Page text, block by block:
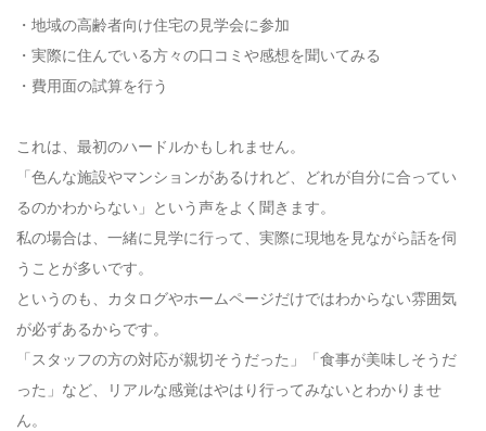
・地域の高齢者向け住宅の見学会に参加
・実際に住んでいる方々の口コミや感想を聞いてみる
・費用面の試算を行う
これは、最初のハードルかもしれません。
「色んな施設やマンションがあるけれど、どれが自分に合ってい
るのかわからない」という声をよく聞きます。
私の場合は、一緒に見学に行って、実際に現地を見ながら話を伺
うことが多いです。
というのも、カタログやホームページだけではわからない雰囲気
が必ずあるからです。
「スタッフの方の対応が親切そうだった」「食事が美味しそうだ
った」など、リアルな感覚はやはり行ってみないとわかりませ
ん。